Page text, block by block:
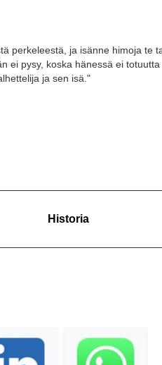
perkeleestä, ja isänne himoja te
ei pysy, koska hänessä ei
ja sen isä."
Historia